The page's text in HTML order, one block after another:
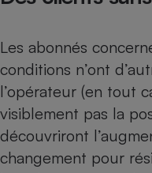
Les abonnés
conditions n’ont
l’opérateur (en tout
visiblement pas la
découvriront
changement pour